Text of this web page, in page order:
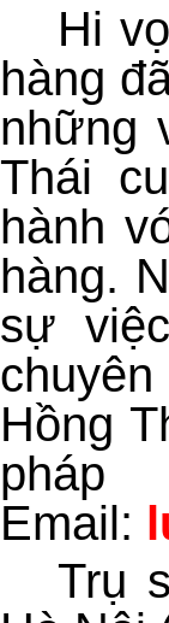
Hi
hàng
những
Thái
hành
hàng.
sự
Hồng
Email:
Trụ